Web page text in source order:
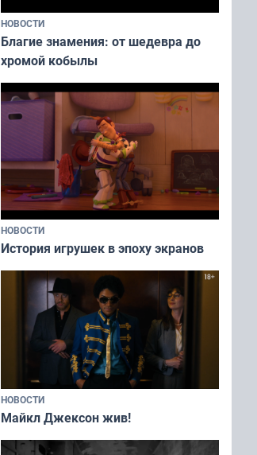
НОВОСТИ
Благие знамения: от шедевра до
хромой кобылы
НОВОСТИ
История игрушек в эпоху экранов
НОВОСТИ
Майкл Джексон жив!